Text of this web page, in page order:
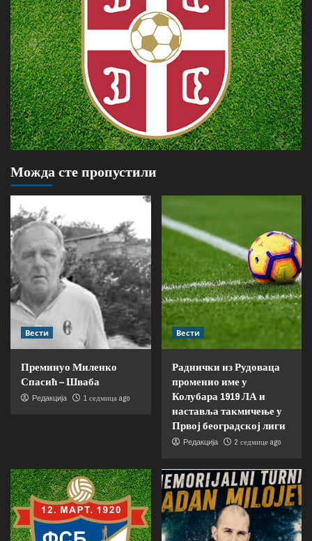
Можда сте пропустили
Вести
Преминуо Миленко
Спасић – Шваба
Редакција 1 седмица ago
Вести
Раднички из Рудоваца
променио име у
Колубара 1919 ЛА и
наставља такмичење у
Првој београдској лиги
Редакција 2 седмице ago